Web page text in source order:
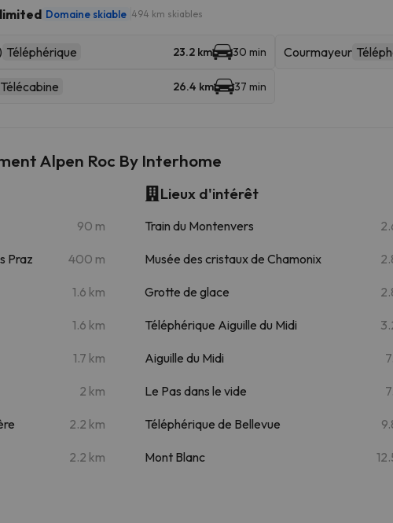
Domaine skiable 494 km skiables
Téléphérique 23.2 km 30 min Courmayeur
Télécabine 26.4 km 37 min
Alpen Roc By Interhome
90 m
Praz 400 m
1.6 km
1.6 km
1.7 km
2 km
2.2 km
2.2 km
Lieux d'intérêt
Train du Montenvers
Musée des cristaux de Chamonix
Grotte de glace
Téléphérique Aiguille du Midi
Aiguille du Midi
Le Pas dans le vide
Téléphérique de Bellevue
Mont Blanc